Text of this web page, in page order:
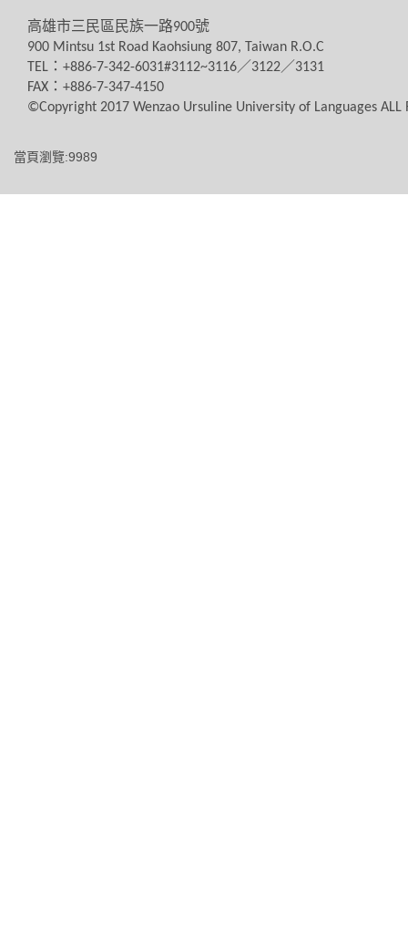
高雄市三民區民族一路900號
900 Mintsu 1st Road Kaohsiung 807, Taiwan R.O.C
TEL ： +886-7-342-6031#3112~3116／ 3122／ 3131
FAX ： +886-7-347-4150
©Copyright 2017 Wenzao Ursuline University of Languages ALL
當頁瀏覽:9989